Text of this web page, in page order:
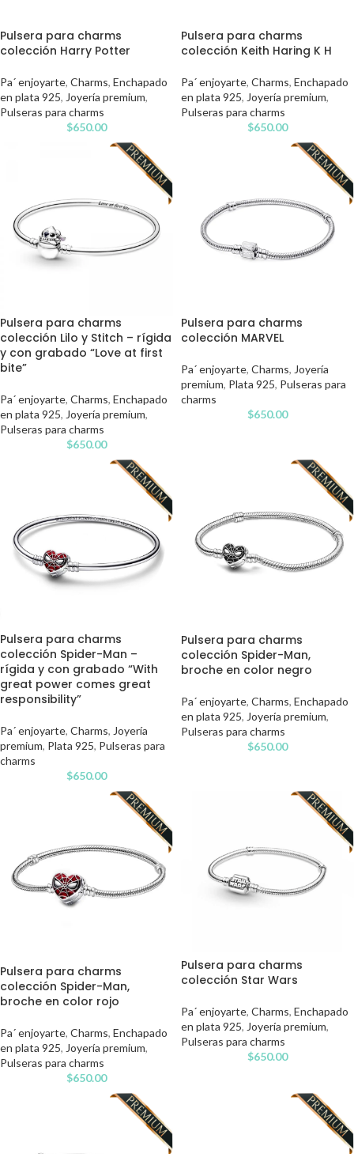
Pulsera para charms
colección Harry Potter
Pa´ enjoyarte, Charms, Enchapado
en plata 925, Joyería premium,
Pulseras para charms
$650.00
Pulsera para charms
colección Keith Haring K H
Pa´ enjoyarte, Charms, Enchapado
en plata 925, Joyería premium,
Pulseras para charms
$650.00
Pulsera para charms
colección Lilo y Stitch – rígida
y con grabado “Love at first
bite”
Pa´ enjoyarte, Charms, Enchapado
en plata 925, Joyería premium,
Pulseras para charms
$650.00
Pulsera para charms
colección MARVEL
Pa´ enjoyarte, Charms, Joyería
premium, Plata 925, Pulseras para
charms
$650.00
Pulsera para charms
colección Spider-Man –
rígida y con grabado “With
great power comes great
responsibility”
Pa´ enjoyarte, Charms, Joyería
premium, Plata 925, Pulseras para
charms
$650.00
Pulsera para charms
colección Spider-Man,
broche en color negro
Pa´ enjoyarte, Charms, Enchapado
en plata 925, Joyería premium,
Pulseras para charms
$650.00
Pulsera para charms
colección Spider-Man,
broche en color rojo
Pa´ enjoyarte, Charms, Enchapado
en plata 925, Joyería premium,
Pulseras para charms
$650.00
Pulsera para charms
colección Star Wars
Pa´ enjoyarte, Charms, Enchapado
en plata 925, Joyería premium,
Pulseras para charms
$650.00